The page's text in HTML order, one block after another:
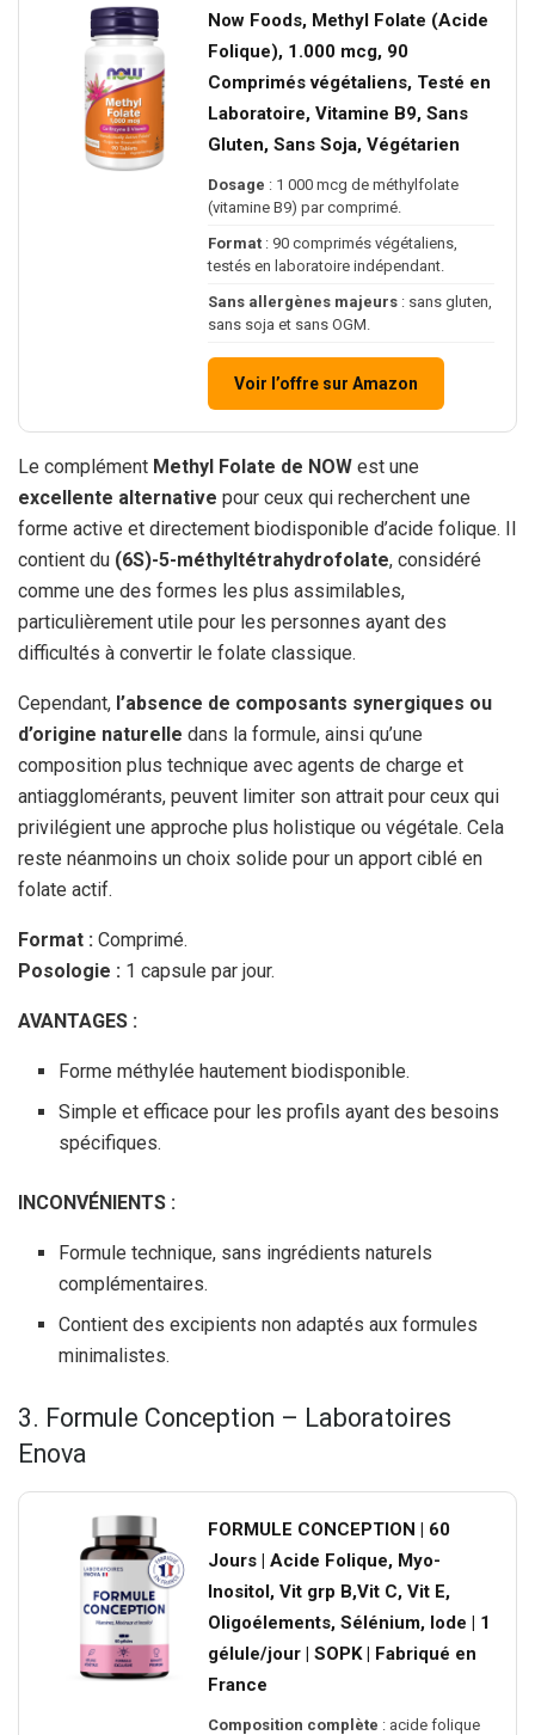
Now Foods, Methyl Folate (Acide
Folique), 1.000 mcg, 90
Comprimés végétaliens, Testé en
Laboratoire, Vitamine B9, Sans
Gluten, Sans Soja, Végétarien
Dosage : 1 000 mcg de méthylfolate
(vitamine B9) par comprimé.
Format : 90 comprimés végétaliens,
testés en laboratoire indépendant.
Sans allergènes majeurs : sans gluten,
sans soja et sans OGM.
Voir l’offre sur Amazon
Le complément Methyl Folate de NOW est une
excellente alternative pour ceux qui recherchent une
forme active et directement biodisponible d’acide folique. Il
contient du (6S)-5-méthyltétrahydrofolate, considéré
comme une des formes les plus assimilables,
particulièrement utile pour les personnes ayant des
difficultés à convertir le folate classique.
Cependant, l’absence de composants synergiques ou
d’origine naturelle dans la formule, ainsi qu’une
composition plus technique avec agents de charge et
antiagglomérants, peuvent limiter son attrait pour ceux qui
privilégient une approche plus holistique ou végétale. Cela
reste néanmoins un choix solide pour un apport ciblé en
folate actif.
Format : Comprimé.
Posologie : 1 capsule par jour.
AVANTAGES :
Forme méthylée hautement biodisponible.
Simple et efficace pour les profils ayant des besoins
spécifiques.
INCONVÉNIENTS :
Formule technique, sans ingrédients naturels
complémentaires.
Contient des excipients non adaptés aux formules
minimalistes.
3. Formule Conception – Laboratoires
Enova
FORMULE CONCEPTION | 60
Jours | Acide Folique, Myo-
Inositol, Vit grp B,Vit C, Vit E,
Oligoélements, Sélénium, Iode | 1
gélule/jour | SOPK | Fabriqué en
France
Composition complète : acide folique